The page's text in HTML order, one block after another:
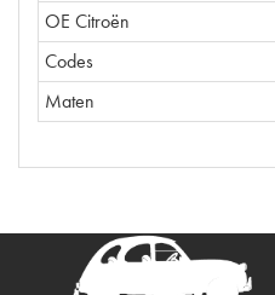
OE Citroën
Codes
Maten